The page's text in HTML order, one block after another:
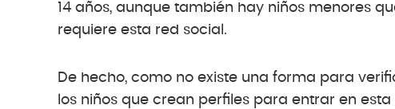
14 años, aunque también hay niños menores
requiere esta red social.
De hecho, como no existe una forma para
los niños que crean perfiles para entrar en